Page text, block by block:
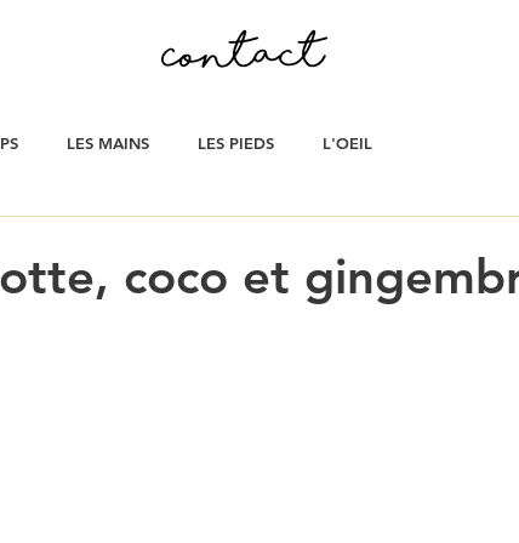
LES MAINS LES PIEDS L'OEIL
coco et